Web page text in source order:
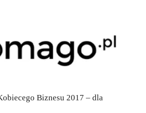
Biznesu 2017 – dla